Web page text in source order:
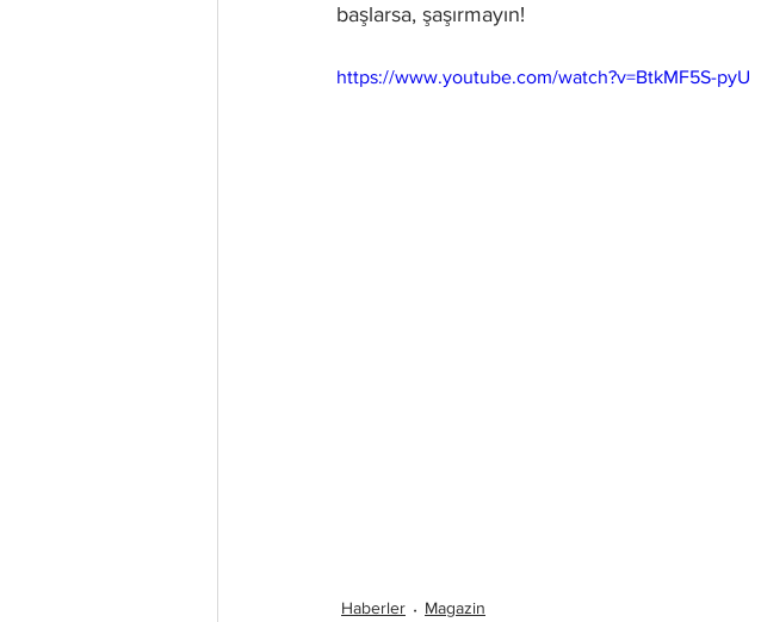
başlarsa, şaşırmayın!
https://www.youtube.com/watch?v=BtkMF5S-pyU
Haberler Magazin